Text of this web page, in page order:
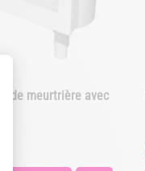
meurtrière avec